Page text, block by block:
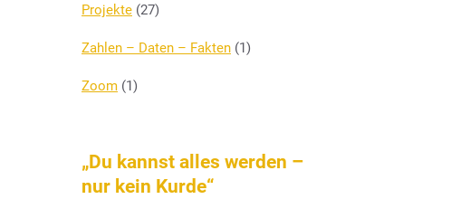
Projekte (27)
Zahlen – Daten – Fakten (1)
Zoom (1)
„Du kannst alles werden –
nur kein Kurde“